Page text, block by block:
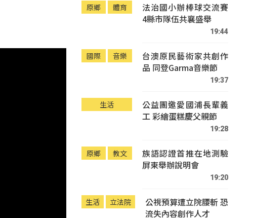
原鄉 體育
法治國小辦棒球交流賽
4縣市隊伍共襄盛舉
19:44
國際 音樂
台澳原民藝術家共創作
品 同登Garma音樂節
19:37
生活
公益團邀愛國浦長輩義
工 彩繪蛋糕慶父親節
19:28
原鄉 教文
族語認證首推在地測驗
屏東舉辦說明會
19:20
生活 立法院
公視預算遭立院腰斬 恐
流失內容創作人才